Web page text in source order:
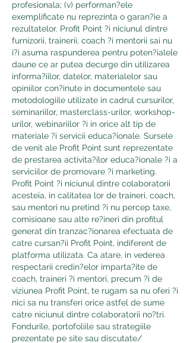
profesionala; (v) performan?ele
exemplificate nu reprezinta o garan?ie a
rezultatelor. Profit Point ?i niciunul dintre
furnizorii, trainerii, coach ?i mentorii sai nu
i?i asuma raspunderea pentru poten?ialele
daune ce ar putea decurge din utilizarea
informa?iilor, datelor, materialelor sau
opiniilor con?inute in documentele sau
metodologiile utilizate in cadrul cursurilor,
seminariilor, masterclass-urilor, workshop-
urilor, webinariilor ?i in orice alt tip de
materiale ?i servicii educa?ionale. Sursele
de venit ale Profit Point sunt reprezentate
de prestarea activita?ilor educa?ionale ?i a
serviciilor de promovare ?i marketing.
Profit Point ?i niciunul dintre colaboratorii
acesteia, in calitatea lor de traineri, coach,
sau mentori nu pretind ?i nu percep taxe,
comisioane sau alte re?ineri din profitul
generat din tranzac?ionarea efectuata de
catre cursan?ii Profit Point, indiferent de
platforma utilizata. Ca atare, in vederea
respectarii credin?elor imparta?ite de
coach, traineri ?i mentori, precum ?i de
viziunea Profit Point, te rugam sa nu oferi ?i
nici sa nu transferi orice astfel de sume
catre niciunul dintre colaboratorii no?tri.
Fondurile, portofoliile sau strategiile
prezentate pe site sau discutate/